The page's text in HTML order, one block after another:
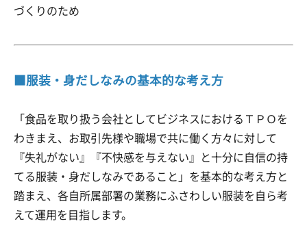
づくりのため
■服装・身だしなみの基本的な考え方
「食品を取り扱う会社としてビジネスにおけるＴＰＯを
わきまえ、お取引先様や職場で共に働く方々に対して
『失礼がない』『不快感を与えない』と十分に自信の持
てる服装・身だしなみであること」を基本的な考え方と
踏まえ、各自所属部署の業務にふさわしい服装を自ら考
えて運用を目指します。